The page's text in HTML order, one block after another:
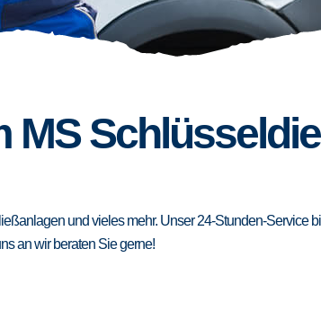
MS
und vieles mehr. Unser 24-Stunden-Service
an wir beraten Sie gerne!